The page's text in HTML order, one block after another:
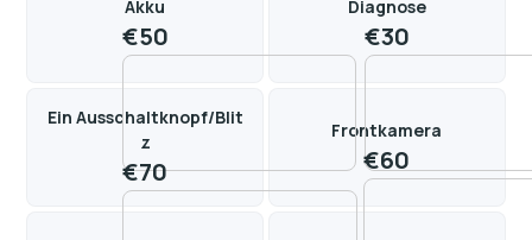
Akku
€50
Diagnose
€30
Ein Ausschaltknopf/Blit
z
€70
Frontkamera
€60